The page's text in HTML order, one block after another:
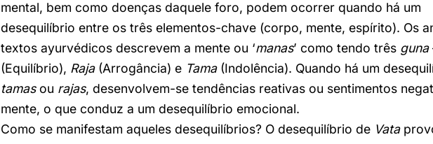
mental, bem como doenças daquele foro, podem ocorrer quando há um
desequilíbrio entre os três elementos-chave (corpo, mente, espírito). Os
textos ayurvédicos descrevem a mente ou ‘manas’ como tendo três guna
(Equilíbrio), Raja(Arrogância) e Tama(Indolência). Quando há um
tamasou rajas, desenvolvem-se tendências reativas ou sentimentos
mente, o que conduz a um desequilíbrio emocional.
Como se manifestam aqueles desequilíbrios? O desequilíbrio de Vata